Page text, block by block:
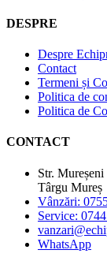
DESPRE
Despre
Contact
Termeni și
Politica de
Politica de
CONTACT
Str.
Târgu Mureș
Vânzări:
Service:
WhatsApp